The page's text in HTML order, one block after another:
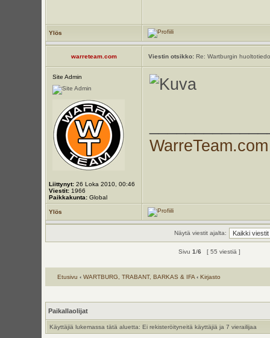
Ylös
warreteam.com Viestin otsikko:Re: Wartburgin
Site Admin
Liittynyt:26 Loka 2010, 00:46
Viestit:1966
Paikkakunta:Global
WarreTeam.com
Ylös
Näytä viestit ajalta:
Sivu 1/6 [ 55 viestiä ]
Etusivu ‹ WARTBURG, TRABANT, BARKAS & IFA ‹ Kirjasto
Paikallaolijat
Käyttäjiä lukemassa tätä aluetta: Ei rekisteröityneitä käyttäjiä ja 7 vierailijaa